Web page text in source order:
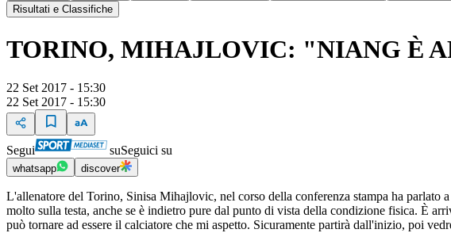
Risultati e Classifiche
TORINO, MIHAJLOVIC: "NIANG È
22 Set 2017 - 15:30
22 Set 2017 - 15:30
Segui suSeguici su
whatsapp discover
L'allenatore del Torino, Sinisa Mihajlovic, nel corso della conferenza stampa ha
molto sulla testa, anche se è indietro pure dal punto di vista della condizione fisica. È
può tornare ad essere il calciatore che mi aspetto. Sicuramente partirà dall'inizio, poi